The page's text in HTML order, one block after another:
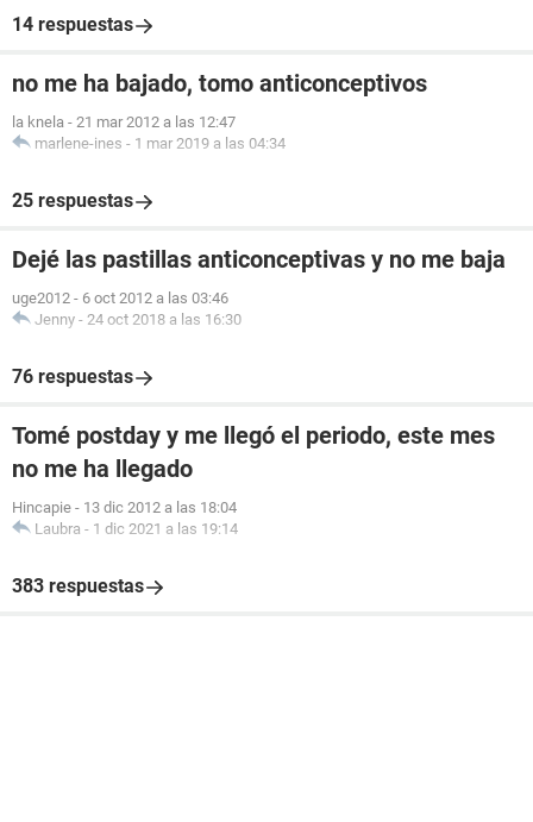
14 respuestas
no me ha bajado, tomo anticonceptivos
la knela - 21 mar 2012 a las 12:47
marlene-ines - 1 mar 2019 a las 04:34
25 respuestas
Dejé las pastillas anticonceptivas y no me baja
uge2012 - 6 oct 2012 a las 03:46
Jenny - 24 oct 2018 a las 16:30
76 respuestas
Tomé postday y me llegó el periodo, este mes
no me ha llegado
Hincapie - 13 dic 2012 a las 18:04
Laubra - 1 dic 2021 a las 19:14
383 respuestas